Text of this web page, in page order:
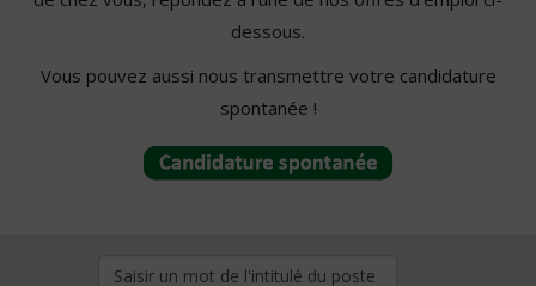
dessous.
Vous pouvez aussi nous transmettre votre candidature
spontanée !